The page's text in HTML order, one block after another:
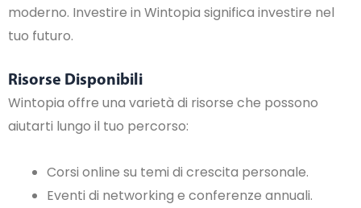
moderno. Investire in Wintopia significa investire nel
tuo futuro.
Risorse Disponibili
Wintopia offre una varietà di risorse che possono
aiutarti lungo il tuo percorso:
Corsi online su temi di crescita personale.
Eventi di networking e conferenze annuali.